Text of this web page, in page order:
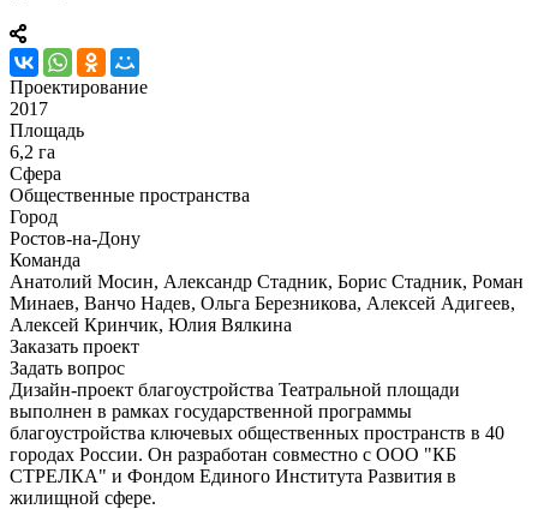
Проектирование
2017
Площадь
6,2 га
Сфера
Общественные пространства
Город
Ростов-на-Дону
Команда
Анатолий Мосин, Александр Стадник, Борис Стадник, Роман
Минаев, Ванчо Надев, Ольга Березникова, Алексей Адигеев,
Алексей Кринчик, Юлия Вялкина
Заказать проект
Задать вопрос
Дизайн-проект благоустройства Театральной площади
выполнен в рамках государственной программы
благоустройства ключевых общественных пространств в 40
городах России. Он разработан совместно с ООО "КБ
СТРЕЛКА" и Фондом Единого Института Развития в
жилищной сфере.